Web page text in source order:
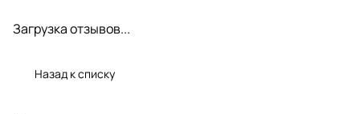
Загрузка отзывов...
Назад к списку